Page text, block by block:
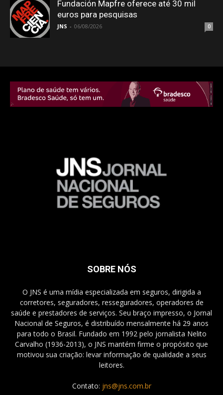
Fundación Mapfre oferece até 30 mil
euros para pesquisas
JNS - 06/08/2026 0
SOBRE NÓS
O JNS é uma mídia especializada em seguros, dirigida a
corretores, seguradores, resseguradores, operadores de
saúde e prestadores de serviços. Seu braço impresso, o Jornal
Nacional de Seguros, é distribuído mensalmente há 29 anos
para todo o Brasil. Fundado em 1992 pelo jornalista Nelito
Carvalho (1936-2013), o JNS mantém firme o propósito que
motivou sua criação: levar informação de qualidade a seus
leitores.
Contato: jns@jns.com.br